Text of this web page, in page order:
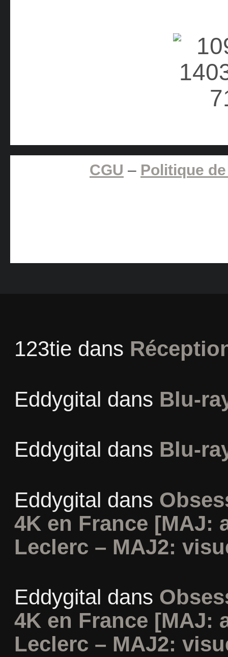
CGU – Politique
123tie dans
Eddygital dans Blu-
Eddygital dans Blu-
Eddygital dans
4K en France [MAJ:
Leclerc – MAJ2:
Eddygital dans
4K en France [MAJ:
Leclerc – MAJ2: